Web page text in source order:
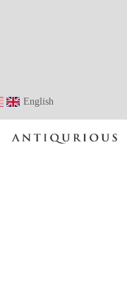
English
ANTIQURIOUS